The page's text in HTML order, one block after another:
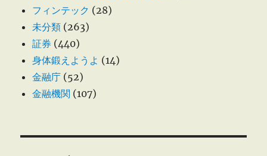
フィンテック (28)
未分類 (263)
証券 (440)
身体鍛えようよ (14)
金融庁 (52)
金融機関 (107)